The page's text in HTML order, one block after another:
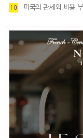
10 미국의 관세와 비용